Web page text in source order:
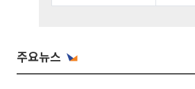
주요뉴스